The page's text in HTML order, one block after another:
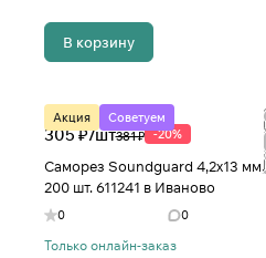
В корзину
Акция Советуем
305 ₽/шт381 ₽ -20%
Саморез Soundguard 4,2x13 мм,
200 шт. 611241 в Иваново
0 0
Только онлайн-заказ